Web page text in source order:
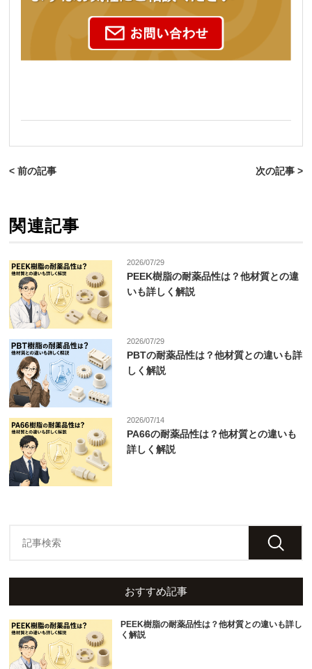
< 前の記事 次の記事 >
関連記事
2026/07/29
PEEK樹脂の耐薬品性は？他材質との違
いも詳しく解説
2026/07/29
PBTの耐薬品性は？他材質との違いも詳
しく解説
2026/07/14
PA66の耐薬品性は？他材質との違いも
詳しく解説
おすすめ記事
PEEK樹脂の耐薬品性は？他材質との違いも詳し
く解説